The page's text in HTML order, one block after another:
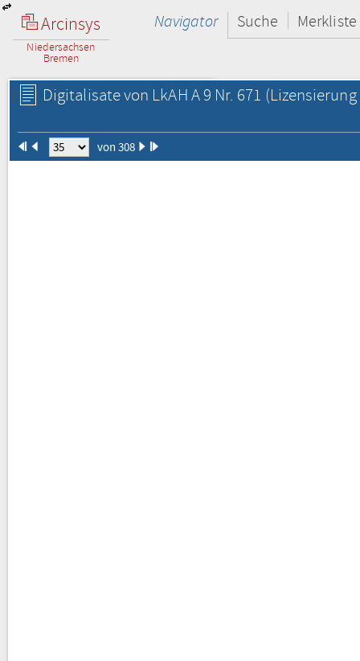
Arcinsys
Niedersachsen
Bremen
Navigator Suche Merkliste
Digitalisate von LkAH A 9 Nr. 671
von 308